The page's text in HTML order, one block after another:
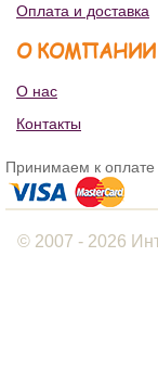
Оплата и доставка
О КОМПАНИИ
О нас
Контакты
Принимаем к оплате
© 2007 - 2026